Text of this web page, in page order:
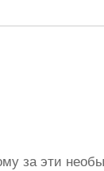
за эти